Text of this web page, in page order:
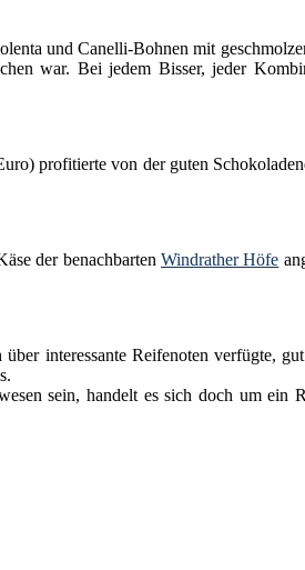
und Canelli-Bohnen mit
war. Bei jedem Bisser, jeder
profitierte von der guten
der benachbarten Windrather Höfe
interessante Reifenoten verfügte, gut
sein, handelt es sich doch um ein